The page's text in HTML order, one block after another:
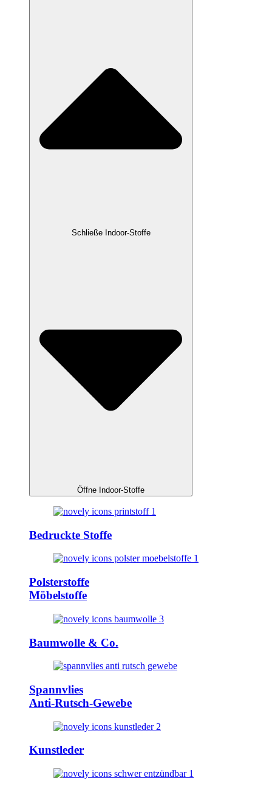
Schließe Indoor-Stoffe
Öffne Indoor-Stoffe
Bedruckte Stoffe
Polsterstoffe
Möbelstoffe
Baumwolle & Co.
Spannvlies
Anti-Rutsch-Gewebe
Kunstleder